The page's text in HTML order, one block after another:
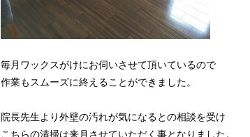
毎月ワックスがけにお伺いさせて頂いているので
作業もスムーズに終えることができました。
院長先生より外壁の汚れが気になるとの相談を受け
こちらの清掃は来月させていただく事となりました。